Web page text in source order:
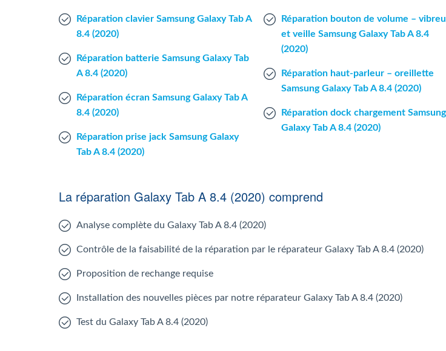
Réparation clavier Samsung Galaxy Tab A
8.4 (2020)
Réparation batterie Samsung Galaxy Tab
A 8.4 (2020)
Réparation écran Samsung Galaxy Tab A
8.4 (2020)
Réparation prise jack Samsung Galaxy
Tab A 8.4 (2020)
Réparation bouton de volume –
et veille Samsung Galaxy Tab A 8.4
(2020)
Réparation haut-parleur – oreillette
Samsung Galaxy Tab A 8.4 (2020)
Réparation dock chargement Samsung
Galaxy Tab A 8.4 (2020)
La réparation Galaxy Tab A 8.4 (2020) comprend
Analyse complète du Galaxy Tab A 8.4 (2020)
Contrôle de la faisabilité de la réparation par le réparateur Galaxy Tab A 8.4 (2020)
Proposition de rechange requise
Installation des nouvelles pièces par notre réparateur Galaxy Tab A 8.4 (2020)
Test du Galaxy Tab A 8.4 (2020)